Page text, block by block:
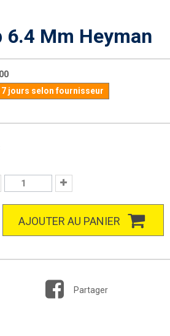
6.4 Mm Heyman
7 jours selon fournisseur
AJOUTER AU PANIER
Partager